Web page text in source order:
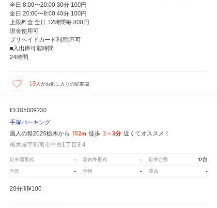
全日 8:00〜20:00 30分 100円
全日 20:00〜8:00 40分 100円
上限料金 全日 12時間毎 800円
現金使用可
プリペイドカード利用:不可
■入出庫可能時間
24時間
19 人がお気に入りの駐車場
ID:305009230
手塚パーキング
風人の祭2026栃木から 152m 徒歩 2～3分 近くてオススメ！
栃木県宇都宮市中央1丁目3-4
駐車場形式 - 屋内外形式 - 駐車台数 17台
全長 - 全幅 - 車高 -
20分間¥100